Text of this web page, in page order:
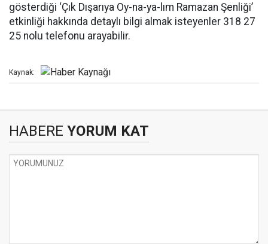
gösterdiği ‘Çık Dışarıya Oy-na-ya-lım Ramazan Şenliği’
etkinliği hakkında detaylı bilgi almak isteyenler 318 27
25 nolu telefonu arayabilir.
Kaynak:
HABERE YORUM KAT